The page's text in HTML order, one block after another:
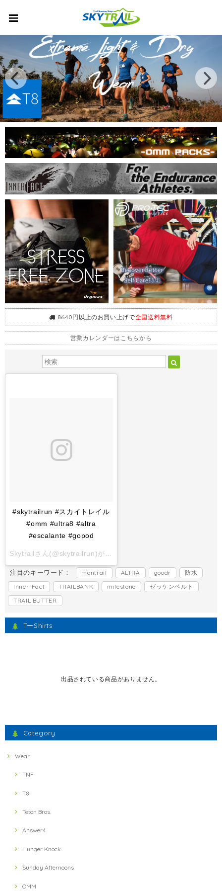
8640円以上のお買い上げで全国送料無料
営業カレンダーはこちらから
#skytrailrun #スカイトレイル
#omm #ultra8 #altra
#escalante #gopod
Skytrailさん(@skytrailrun)がシェアした投稿 -
注目のキーワード： montrail ALTRA goodr
防水
Inner-Fact
TRAILBANK milestone
ゼッケンベルト
TRAIL BUTTER
TーShirts
出品されている商品がありません。
Category
Wear
TNF
T8
Teton Bros.
Answer4
Hunger Knock
Sunday Afternoons
OMM